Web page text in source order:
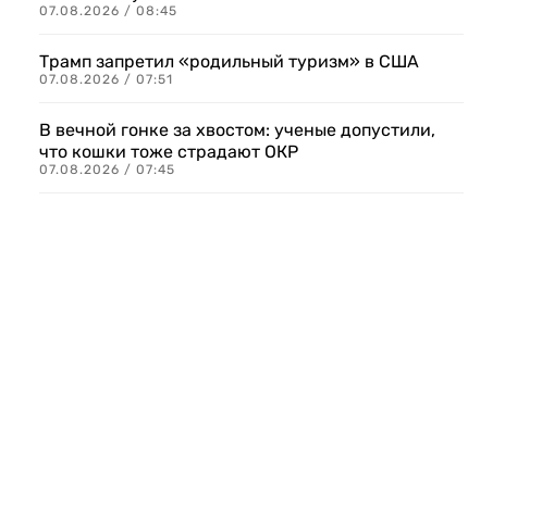
07.08.2026 / 08:45
Трамп запретил «родильный туризм» в США
07.08.2026 / 07:51
В вечной гонке за хвостом: ученые допустили,
что кошки тоже страдают ОКР
07.08.2026 / 07:45